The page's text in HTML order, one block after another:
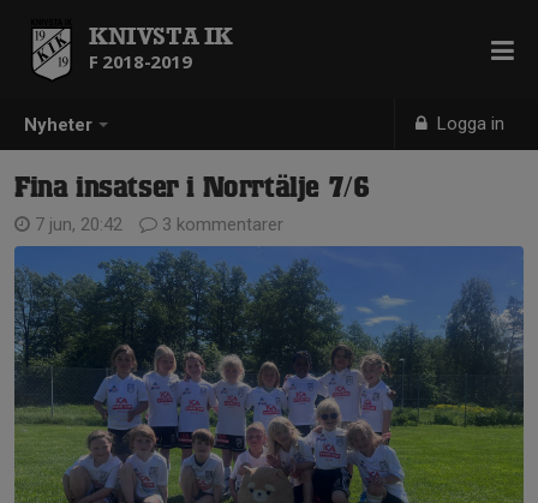
Nyheter Logga in
KNIVSTA IK
F 2018-2019
Fina insatser i Norrtälje 7/6
7 jun, 20:42 3 kommentarer